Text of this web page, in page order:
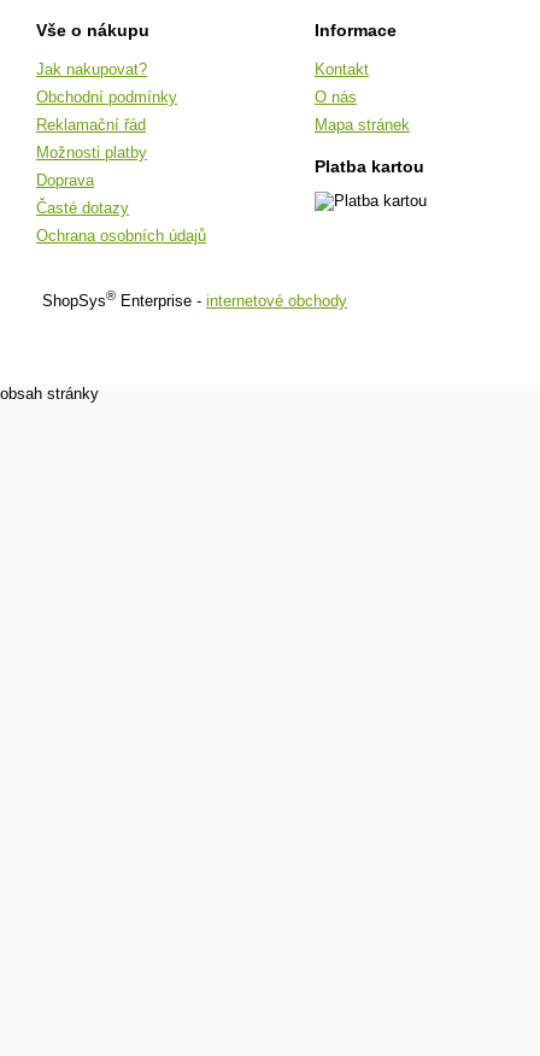
Vše o nákupu
Jak nakupovat?
Obchodní podmínky
Reklamační řád
Možnosti platby
Doprava
Časté dotazy
Ochrana osobních údajů
Informace
Kontakt
O nás
Mapa stránek
Platba kartou
ShopSys® Enterprise - internetové obchody
obsah stránky